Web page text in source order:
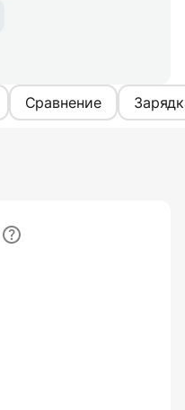
Сравнение